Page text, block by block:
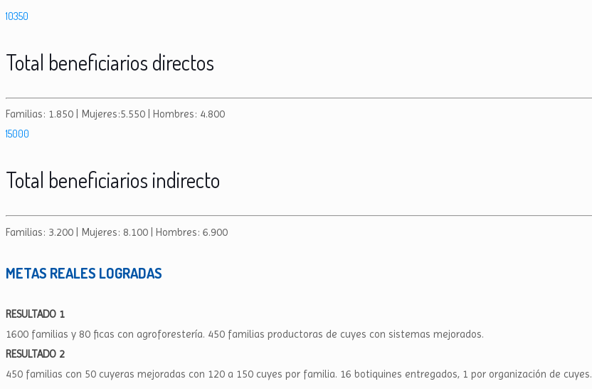
10350
Total beneficiarios directos
Familias: 1.850 | Mujeres:5.550 | Hombres: 4.800
15000
Total beneficiarios indirecto
Familias: 3.200 | Mujeres: 8.100 | Hombres: 6.900
METAS REALES LOGRADAS
RESULTADO 1
1600 familias y 80 ficas con agroforestería. 450 familias productoras de cuyes con sistemas mejorados.
RESULTADO 2
450 familias con 50 cuyeras mejoradas con 120 a 150 cuyes por familia. 16 botiquines entregados, 1 por organización de cuyes.